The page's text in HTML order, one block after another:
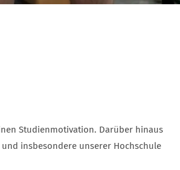
Studienmotivation. Darüber hinaus
insbesondere unserer Hochschule